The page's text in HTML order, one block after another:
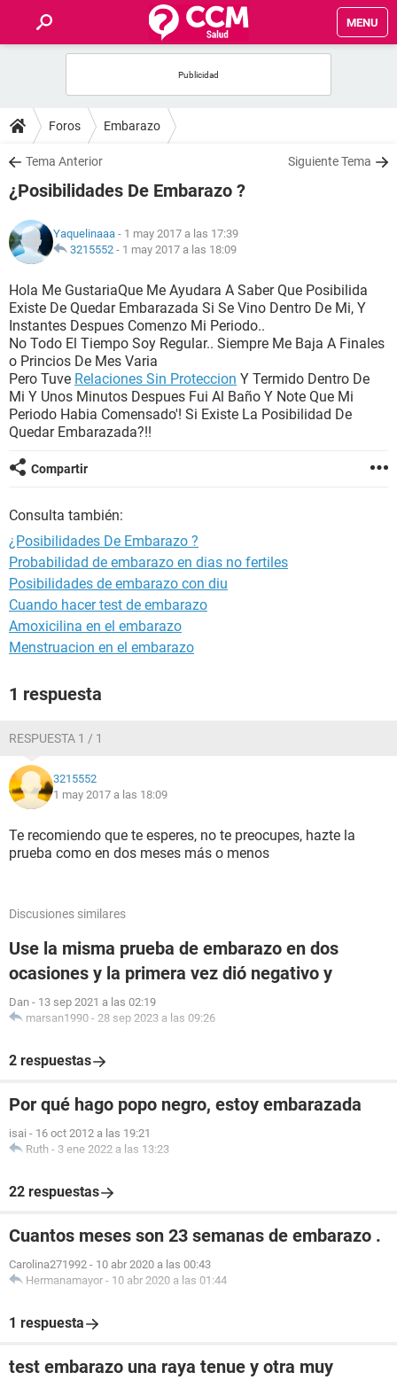
MENU
FOROS
SALUD
FAMILIA
NUTRICIÓN
BIENESTAR
SEXUALIDAD
GLOSARIO
Foros Embarazo
Tema Anterior Siguiente Tema
¿Posibilidades De Embarazo ?
Yaquelinaaa - 1 may 2017 a las 17:39
3215552 - 1 may 2017 a las 18:09
Hola Me GustariaQue Me Ayudara A Saber Que Posibilida
Existe De Quedar Embarazada Si Se Vino Dentro De Mi, Y
Instantes Despues Comenzo Mi Periodo..
No Todo El Tiempo Soy Regular.. Siempre Me Baja A Finales
o Princios De Mes Varia
Pero Tuve Relaciones Sin Proteccion Y Termido Dentro De
Mi Y Unos Minutos Despues Fui Al Baño Y Note Que Mi
Periodo Habia Comensado'! Si Existe La Posibilidad De
Quedar Embarazada?!!
Compartir
Consulta también:
¿Posibilidades De Embarazo ?
Probabilidad de embarazo en dias no fertiles
Posibilidades de embarazo con diu
Cuando hacer test de embarazo
Amoxicilina en el embarazo
Menstruacion en el embarazo
1 respuesta
RESPUESTA 1 / 1
3215552
1 may 2017 a las 18:09
Te recomiendo que te esperes, no te preocupes, hazte la
prueba como en dos meses más o menos
Discusiones similares
Use la misma prueba de embarazo en dos
ocasiones y la primera vez dió negativo y
Dan - 13 sep 2021 a las 02:19
marsan1990 - 28 sep 2023 a las 09:26
2 respuestas
Por qué hago popo negro, estoy embarazada
isai - 16 oct 2012 a las 19:21
Ruth - 3 ene 2022 a las 13:23
22 respuestas
Cuantos meses son 23 semanas de embarazo .
Carolina271992 - 10 abr 2020 a las 00:43
Hermanamayor - 10 abr 2020 a las 01:44
1 respuesta
test embarazo una raya tenue y otra muy